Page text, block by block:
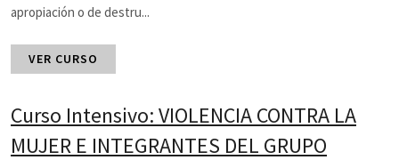
apropiación o de destru...
VER CURSO
Curso Intensivo: VIOLENCIA CONTRA LA
MUJER E INTEGRANTES DEL GRUPO